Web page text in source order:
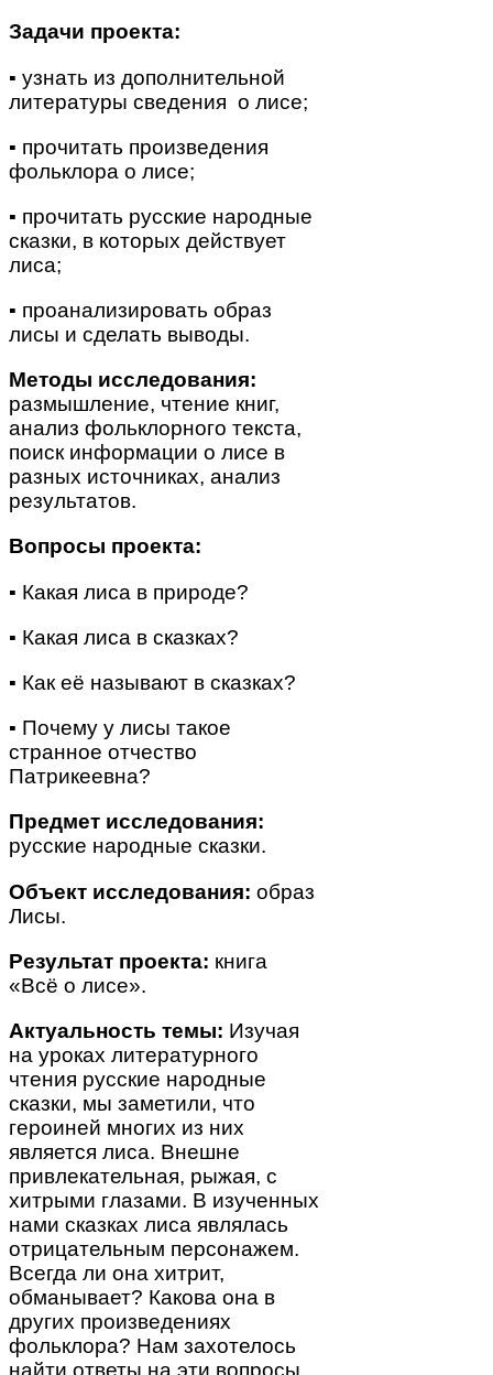
Задачи проекта:
▪ узнать из дополнительной
литературы сведения о лисе;
▪ прочитать произведения
фольклора о лисе;
▪ прочитать русские народные
сказки, в которых действует
лиса;
▪ проанализировать образ
лисы и сделать выводы.
Методы исследования:
размышление, чтение книг,
анализ фольклорного текста,
поиск информации о лисе в
разных источниках, анализ
результатов.
Вопросы проекта:
▪ Какая лиса в природе?
▪ Какая лиса в сказках?
▪ Как её называют в сказках?
▪ Почему у лисы такое
странное отчество
Патрикеевна?
Предмет исследования:
русские народные сказки.
Объект исследования: образ
Лисы.
Результат проекта: книга
«Всё о лисе».
Актуальность темы: Изучая
на уроках литературного
чтения русские народные
сказки, мы заметили, что
героиней многих из них
является лиса. Внешне
привлекательная, рыжая, с
хитрыми глазами. В изученных
нами сказках лиса являлась
отрицательным персонажем.
Всегда ли она хитрит,
обманывает? Какова она в
других произведениях
фольклора? Нам захотелось
найти ответы на эти вопросы.